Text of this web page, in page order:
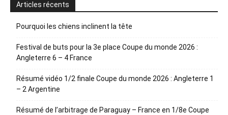
Articles récents
Pourquoi les chiens inclinent la tête
Festival de buts pour la 3e place Coupe du monde 2026 :
Angleterre 6 – 4 France
Résumé vidéo 1/2 finale Coupe du monde 2026 : Angleterre 1
– 2 Argentine
Résumé de l’arbitrage de Paraguay – France en 1/8e Coupe